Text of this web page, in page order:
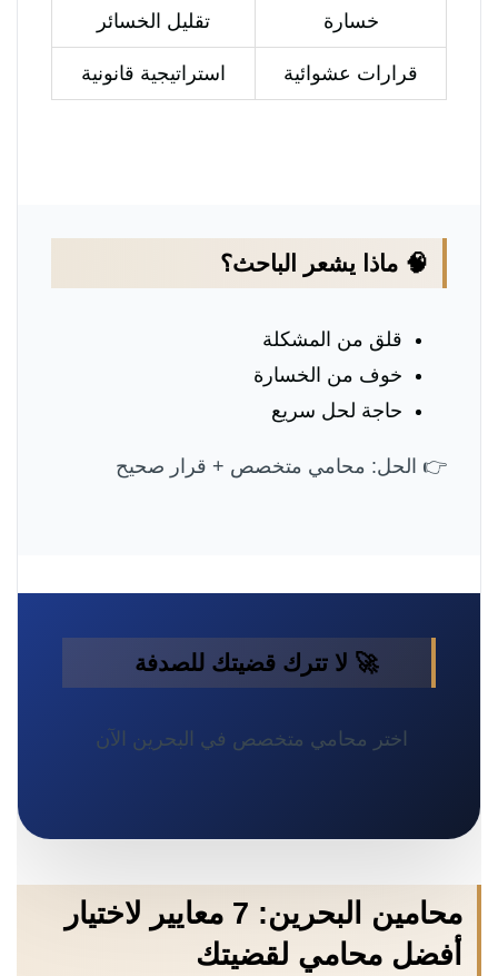
خسارة تقليل الخسائر
قرارات عشوائية استراتيجية قانونية
🧠 ماذا يشعر الباحث؟
قلق من المشكلة
خوف من الخسارة
حاجة لحل سريع
👉 الحل: محامي متخصص + قرار صحيح
🚀 لا تترك قضيتك للصدفة
اختر محامي متخصص في البحرين الآن
محامين البحرين: 7 معايير لاختيار
أفضل محامي لقضيتك